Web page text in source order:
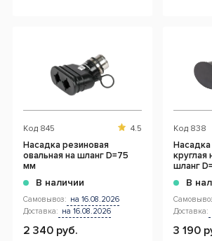
Код 845 4.5
Насадка резиновая
овальная на шланг D=75
мм
В наличии
Самовывоз: на 16.08.2026
Доставка: на 16.08.2026
2 340 руб.
Код 838
круглая
шланг
В
Доставка:
3 190